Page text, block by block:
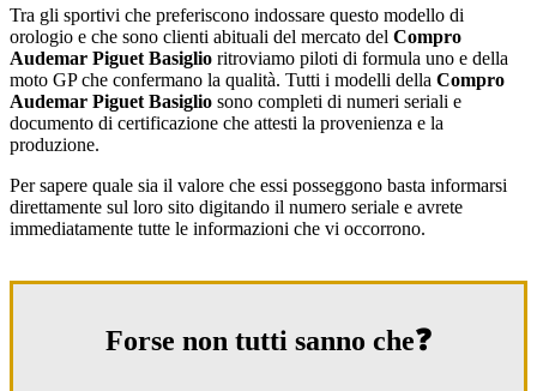
Tra gli sportivi che preferiscono indossare questo modello di
orologio e che sono clienti abituali del mercato del Compro
Audemar Piguet Basiglio ritroviamo piloti di formula uno e della
moto GP che confermano la qualità. Tutti i modelli della Compro
Audemar Piguet Basiglio sono completi di numeri seriali e
documento di certificazione che attesti la provenienza e la
produzione.
Per sapere quale sia il valore che essi posseggono basta informarsi
direttamente sul loro sito digitando il numero seriale e avrete
immediatamente tutte le informazioni che vi occorrono.
Forse non tutti sanno che❓